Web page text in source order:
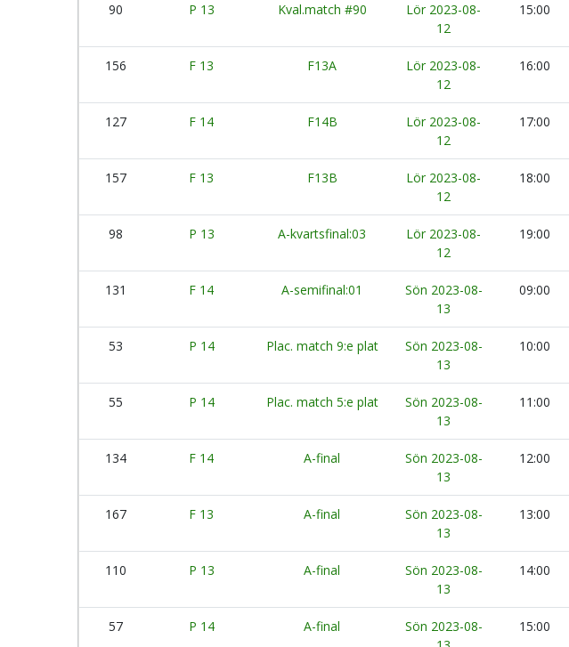
90 P 13 Kval.match #90
Lör 2023-08-
12
15:00
156 F 13 F13A
Lör 2023-08-
12
16:00
127 F 14 F14B
Lör 2023-08-
12
17:00
157 F 13 F13B
Lör 2023-08-
12
18:00
98 P 13 A-kvartsfinal:03
Lör 2023-08-
12
19:00
131 F 14 A-semifinal:01
Sön 2023-08-
13
09:00
53 P 14 Plac. match 9:e plat
Sön 2023-08-
13
10:00
55 P 14 Plac. match 5:e plat
Sön 2023-08-
13
11:00
134 F 14 A-final
Sön 2023-08-
13
12:00
167 F 13 A-final
Sön 2023-08-
13
13:00
110 P 13 A-final
Sön 2023-08-
13
14:00
57 P 14 A-final
Sön 2023-08-
15:00